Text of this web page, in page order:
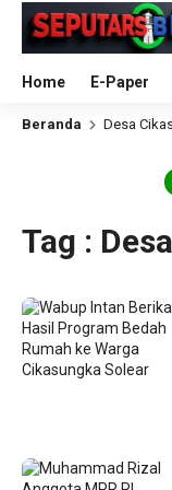
Home E-Paper
Beranda Desa
Tag :